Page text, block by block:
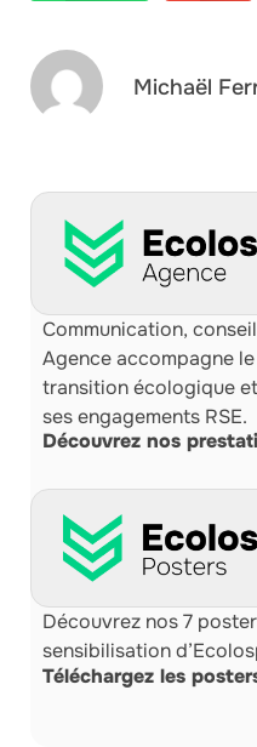
Michaël
Communication,
Agence accompagne
transition écologique
ses engagements RSE.
Découvrez nos
Découvrez nos 7
sensibilisation
Téléchargez les